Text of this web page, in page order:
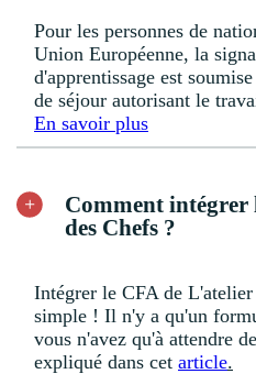
Pour les personnes de
Union Européenne, la
d'apprentissage est
de séjour autorisant le
En savoir plus
Comment intégrer
des Chefs ?
Intégrer le CFA de L'atelier
simple ! Il n'y a qu'un
vous n'avez qu'à attendre
expliqué dans cet article.